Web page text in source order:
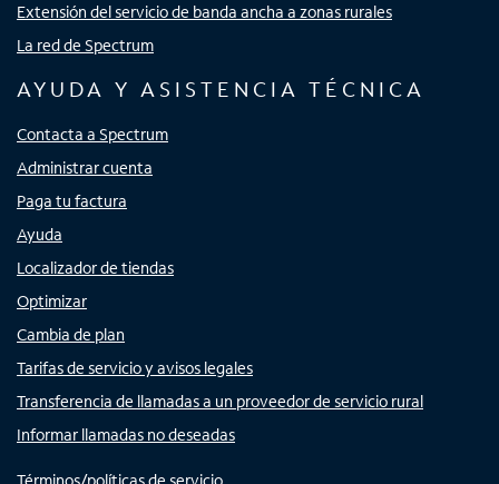
Extensión del servicio de banda ancha a zonas rurales
La red de Spectrum
AYUDA Y ASISTENCIA TÉCNICA
Contacta a Spectrum
Administrar cuenta
Paga tu factura
Ayuda
Localizador de tiendas
Optimizar
Cambia de plan
Tarifas de servicio y avisos legales
Transferencia de llamadas a un proveedor de servicio rural
Informar llamadas no deseadas